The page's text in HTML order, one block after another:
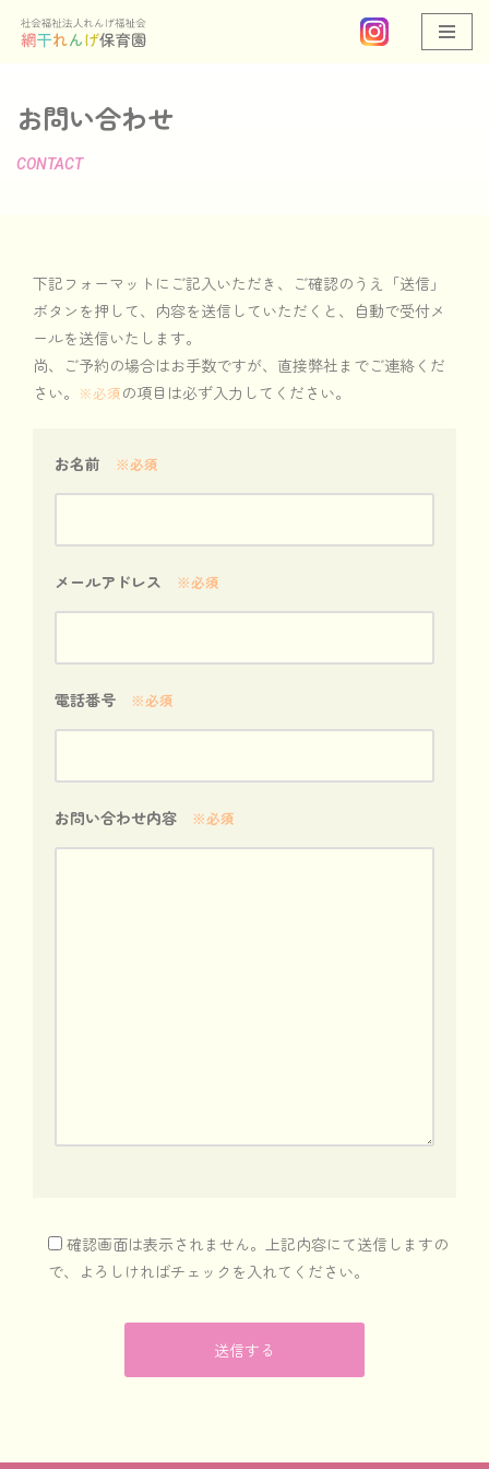
テ
ツ
お問い合わせ
CONTACT
下記フォーマットにご記入いただき、ご確認のうえ「送信」
ボタンを押して、内容を送信していただくと、自動で受付メ
ールを送信いたします。
尚、ご予約の場合はお手数ですが、直接弊社までご連絡くだ
さい。 ※必須の項目は必ず入力してください。
お名前 ※必須
メールアドレス ※必須
電話番号 ※必須
お問い合わせ内容 ※必須
確認画面は表示されません。上記内容にて送信しますの
で、よろしければチェックを入れてください。